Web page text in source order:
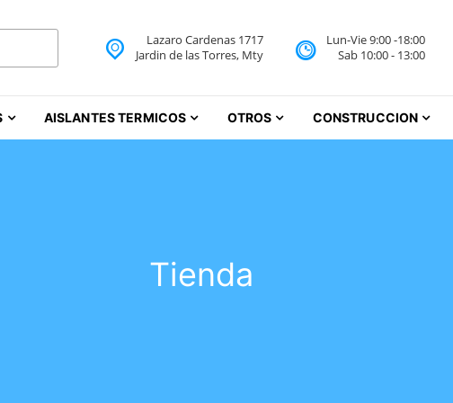
Aislantes Térmicos Monterrey
AISLANTES TERMICOS OTROS CONSTRUCCION
Lun-Vie 9:00 -18:00
Sab 10:00 - 13:00
Lazaro Cardenas 1717
Jardin de las Torres, Mty
Tienda